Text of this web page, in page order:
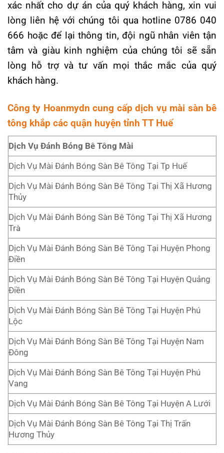
xác nhất cho dự án của quý khách hàng, xin vui
lòng liên hệ với chúng tôi qua hotline 0786 040
666 hoặc để lại thông tin, đội ngũ nhân viên tận
tâm và giàu kinh nghiệm của chúng tôi sẽ sẵn
lòng hỗ trợ và tư vấn mọi thắc mắc của quý
khách hàng.
Công ty Hoanmydn cung cấp dịch vụ mài sàn bê
tông khắp các quận huyện tỉnh TT Huế
Dịch Vụ Đánh Bóng Bê Tông Mài
Dịch Vụ Mài Đánh Bóng Sàn Bê Tông Tại Tp Huế
Dịch Vụ Mài Đánh Bóng Sàn Bê Tông Tại Thị Xã Hương
Thủy
Dịch Vụ Mài Đánh Bóng Sàn Bê Tông Tại Thị Xã Hương
Trà
Dịch Vụ Mài Đánh Bóng Sàn Bê Tông Tại Huyện Phong
Điền
Dịch Vụ Mài Đánh Bóng Sàn Bê Tông Tại Huyện Quảng
Điền
Dịch Vụ Mài Đánh Bóng Sàn Bê Tông Tại Huyện Phú
Lộc
Dịch Vụ Mài Đánh Bóng Sàn Bê Tông Tại Huyện Nam
Đông
Dịch Vụ Mài Đánh Bóng Sàn Bê Tông Tại Huyện Phú
Vang
Dịch Vụ Mài Đánh Bóng Sàn Bê Tông Tại Huyện A Lưới
Dịch Vụ Mài Đánh Bóng Sàn Bê Tông Tại Thị Trấn
Hương Thủy